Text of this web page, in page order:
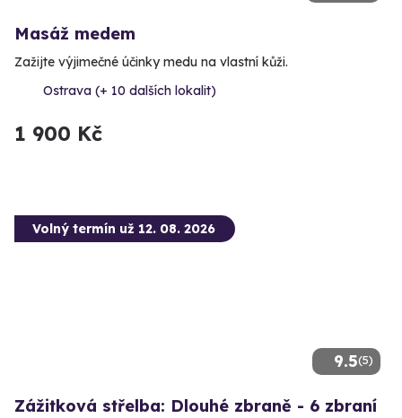
Masáž medem
Zažijte výjimečné účinky medu na vlastní kůži.
Ostrava (+ 10 dalších lokalit)
1 900 Kč
9.5(5)
Volný termín už 12. 08. 2026
Zážitková střelba: Dlouhé zbraně - 6 zbraní